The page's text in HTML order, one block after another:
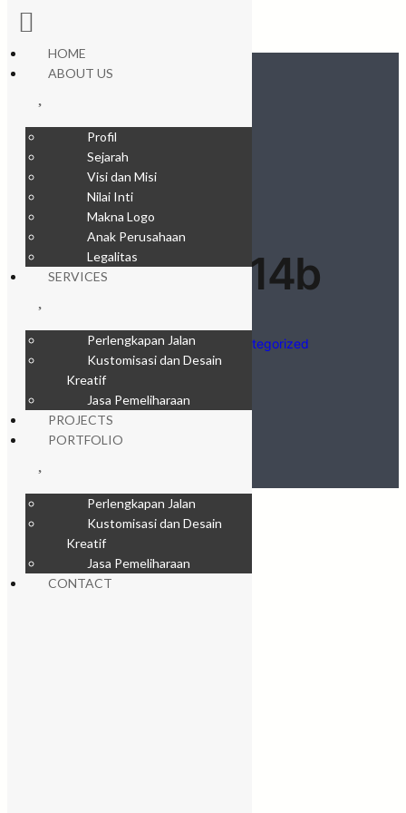
0x1716714b
Hardian·Dec 7, 2025 Uncategorized
HOME
ABOUT US
Profil
Sejarah
Visi dan Misi
Nilai Inti
Makna Logo
Anak Perusahaan
Legalitas
SERVICES
Perlengkapan Jalan
Kustomisasi dan Desain
Kreatif
Jasa Pemeliharaan
PROJECTS
PORTFOLIO
Perlengkapan Jalan
Kustomisasi dan Desain
Kreatif
Jasa Pemeliharaan
CONTACT